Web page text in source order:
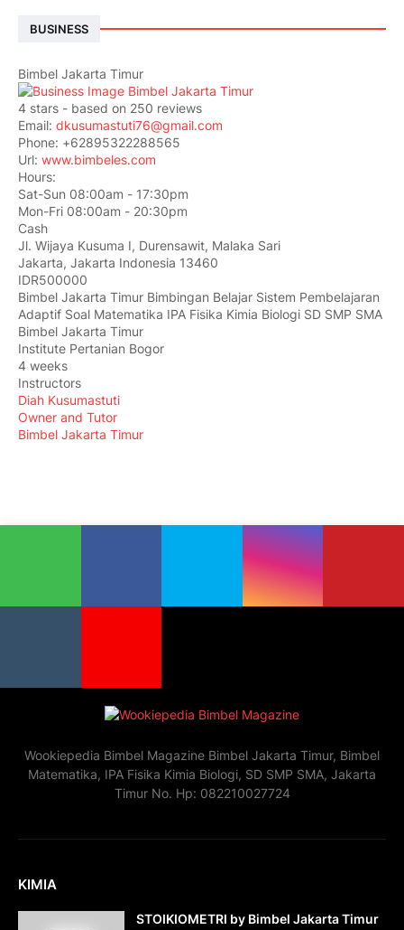
BUSINESS
Bimbel Jakarta Timur
4 stars - based on 250 reviews
Email: dkusumastuti76@gmail.com
Phone: +62895322288565
Url: www.bimbeles.com
Hours:
Sat-Sun 08:00am - 17:30pm
Mon-Fri 08:00am - 20:30pm
Cash
Jl. Wijaya Kusuma I, Durensawit, Malaka Sari
Jakarta, Jakarta Indonesia 13460
IDR500000
Bimbel Jakarta Timur Bimbingan Belajar Sistem Pembelajaran
Adaptif Soal Matematika IPA Fisika Kimia Biologi SD SMP SMA
Bimbel Jakarta Timur
Institute Pertanian Bogor
4 weeks
Instructors
Diah Kusumastuti
Owner and Tutor
Bimbel Jakarta Timur
Wookiepedia Bimbel Magazine Bimbel Jakarta Timur, Bimbel
Matematika, IPA Fisika Kimia Biologi, SD SMP SMA, Jakarta
Timur No. Hp: 082210027724
KIMIA
STOIKIOMETRI by Bimbel Jakarta Timur